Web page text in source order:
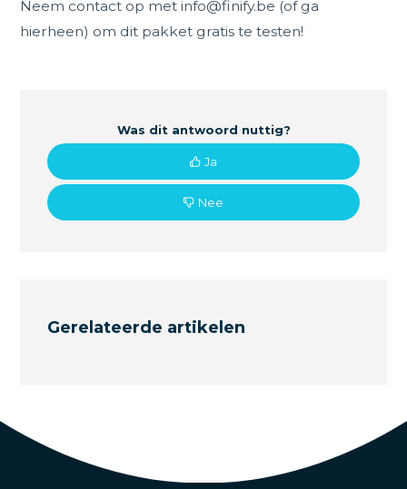
Neem contact op met info@finify.be (of ga
hierheen) om dit pakket gratis te testen!
Was dit antwoord nuttig?
Ja
Nee
Gerelateerde artikelen